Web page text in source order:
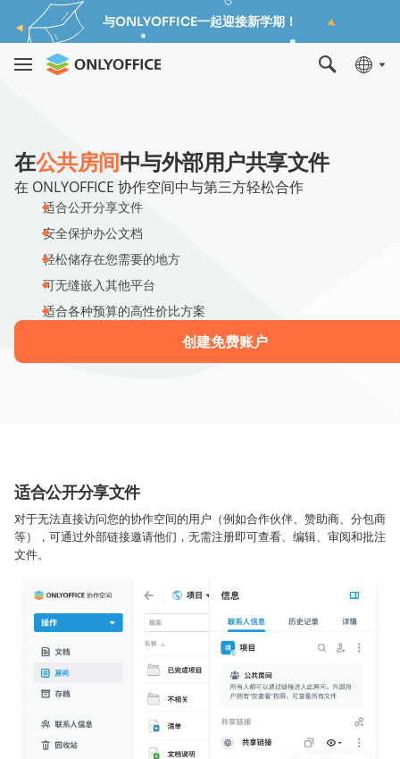
与ONLYOFFICE一起迎接新学期！
在公共房间中与外部用户共享文件
在 ONLYOFFICE 协作空间中与第三方轻松合作
适合公开分享文件
安全保护办公文档
轻松储存在您需要的地方
可无缝嵌入其他平台
适合各种预算的高性价比方案
创建免费账户
适合公开分享文件
对于无法直接访问您的协作空间的用户（例如合作伙伴、赞助商、分包商
等），可通过外部链接邀请他们，无需注册即可查看、编辑、审阅和批注
文件。